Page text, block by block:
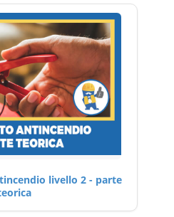
livello 2 - parte